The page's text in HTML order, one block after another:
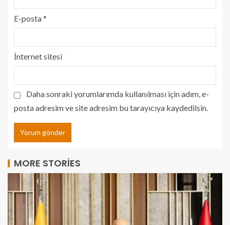
E-posta*
İnternet sitesi
Daha sonraki yorumlarımda kullanılması için adım, e-
posta adresim ve site adresim bu tarayıcıya kaydedilsin.
MORE STORIES